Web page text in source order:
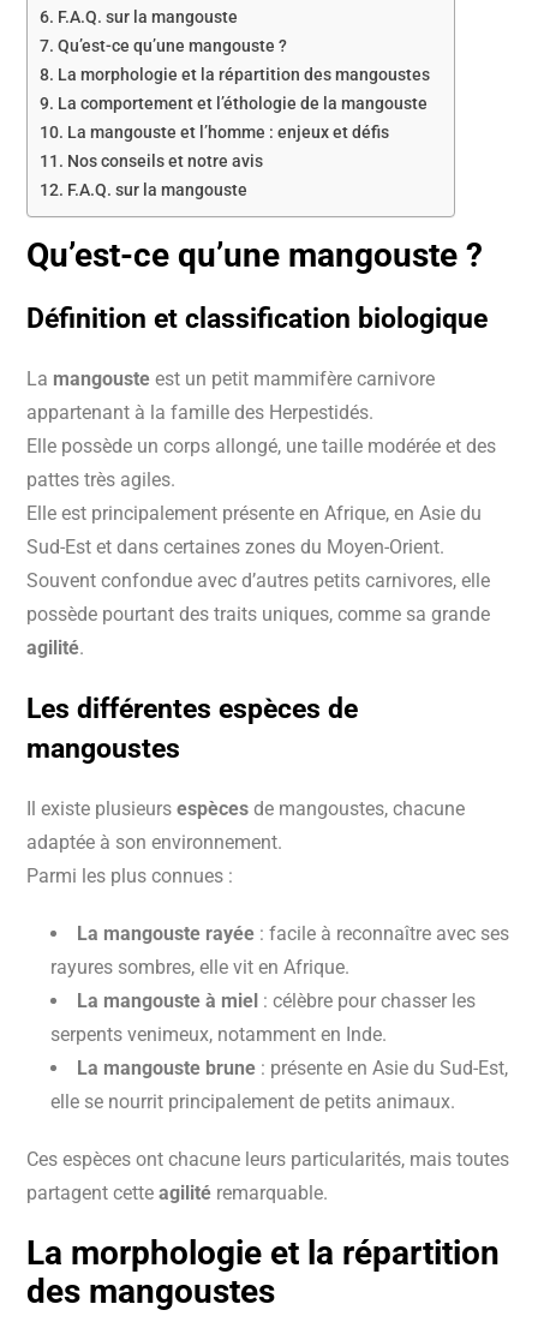
F.A.Q. sur la mangouste
Qu’est-ce qu’une mangouste ?
La morphologie et la répartition des mangoustes
La comportement et l’éthologie de la mangouste
La mangouste et l’homme : enjeux et défis
Nos conseils et notre avis
F.A.Q. sur la mangouste
Qu’est-ce qu’une mangouste ?
Définition et classification biologique
La mangouste est un petit mammifère carnivore
appartenant à la famille des Herpestidés.
Elle possède un corps allongé, une taille modérée et des
pattes très agiles.
Elle est principalement présente en Afrique, en Asie du
Sud-Est et dans certaines zones du Moyen-Orient.
Souvent confondue avec d’autres petits carnivores, elle
possède pourtant des traits uniques, comme sa grande
agilité.
Les différentes espèces de
mangoustes
Il existe plusieurs espèces de mangoustes, chacune
adaptée à son environnement.
Parmi les plus connues :
La mangouste rayée : facile à reconnaître avec ses
rayures sombres, elle vit en Afrique.
La mangouste à miel : célèbre pour chasser les
serpents venimeux, notamment en Inde.
La mangouste brune : présente en Asie du Sud-Est,
elle se nourrit principalement de petits animaux.
Ces espèces ont chacune leurs particularités, mais toutes
partagent cette agilité remarquable.
La morphologie et la répartition
des mangoustes